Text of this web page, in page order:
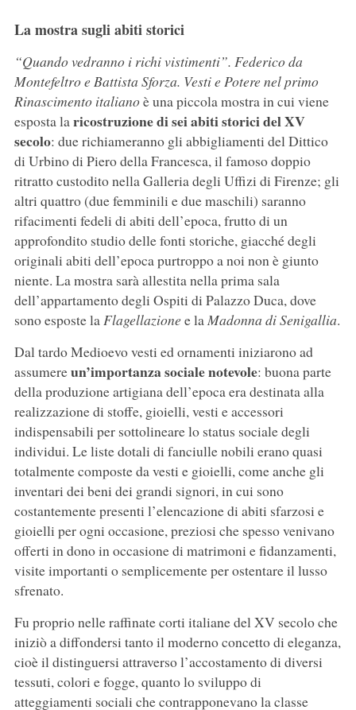
La mostra sugli abiti storici
“Quando vedranno i richi vistimenti”. Federico da
Montefeltro e Battista Sforza. Vesti e Potere nel primo
Rinascimento italianoè una piccola mostra in cui viene
esposta laricostruzione di sei abiti storici del XV
secolo: due richiameranno gli abbigliamenti del Dittico
di Urbino di Piero della Francesca, il famoso doppio
ritratto custodito nella Galleria degli Uffizi di Firenze; gli
altri quattro (due femminili e due maschili) saranno
rifacimenti fedeli di abiti dell’epoca, frutto di un
approfondito studio delle fonti storiche, giacché degli
originali abiti dell’epoca purtroppo a noi non è giunto
niente. La mostra sarà allestita nella prima sala
dell’appartamento degli Ospiti di Palazzo Duca, dove
sono esposte laFlagellazionee laMadonna di Senigallia.
Dal tardo Medioevo vesti ed ornamenti iniziarono ad
assumereun’importanza sociale notevole: buona parte
della produzione artigiana dell’epoca era destinata alla
realizzazione di stoffe, gioielli, vesti e accessori
indispensabili per sottolineare lo status sociale degli
individui. Le liste dotali di fanciulle nobili erano quasi
totalmente composte da vesti e gioielli, come anche gli
inventari dei beni dei grandi signori, in cui sono
costantemente presenti l’elencazione di abiti sfarzosi e
gioielli per ogni occasione, preziosi che spesso venivano
offerti in dono in occasione di matrimoni e fidanzamenti,
visite importanti o semplicemente per ostentare il lusso
sfrenato.
Fu proprio nelle raffinate corti italiane del XV secolo che
iniziò a diffondersi tanto il moderno concetto di eleganza,
cioè il distinguersi attraverso l’accostamento di diversi
tessuti, colori e fogge, quanto lo sviluppo di
atteggiamenti sociali che contrapponevano la classe